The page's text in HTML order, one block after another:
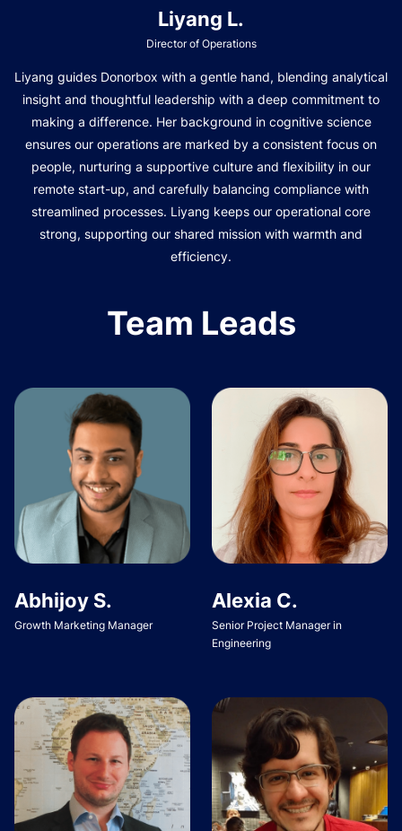
Liyang L.
Director of Operations
Liyang guides Donorbox with a gentle hand, blending analytical
insight and thoughtful leadership with a deep commitment to
making a difference. Her background in cognitive science
ensures our operations are marked by a consistent focus on
people, nurturing a supportive culture and flexibility in our
remote start-up, and carefully balancing compliance with
streamlined processes. Liyang keeps our operational core
strong, supporting our shared mission with warmth and
efficiency.
Team Leads
Abhijoy S.
Growth Marketing Manager
Alexia C.
Senior Project Manager in
Engineering